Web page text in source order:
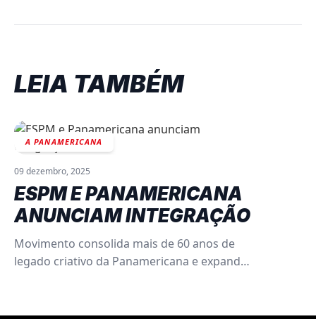
LEIA TAMBÉM
A PANAMERICANA
09 dezembro, 2025
ESPM E PANAMERICANA
ANUNCIAM INTEGRAÇÃO
Movimento consolida mais de 60 anos de
legado criativo da Panamericana e expande